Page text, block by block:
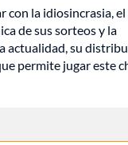
con la idiosincrasia, el
de sus sorteos y la
actualidad, su
permite jugar este